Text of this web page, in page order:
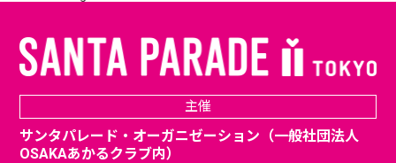
主催
サンタパレード・オーガニゼーション（一般社団法人
OSAKAあかるクラブ内）